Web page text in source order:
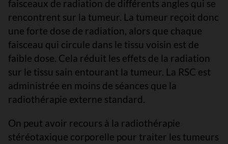
faisceaux de radiation de différents angles qui se
rencontrent sur la tumeur. La tumeur reçoit donc
une forte dose de radiation, alors que chaque
faisceau qui circule dans le tissu voisin est de
faible dose. Cela réduit les effets de la radiation
sur le tissu sain entourant la tumeur. La RSC est
administrée en moins de séances que la
radiothérapie externe standard.
On peut avoir recours à la radiothérapie
stéréotaxique corporelle pour traiter les tumeurs